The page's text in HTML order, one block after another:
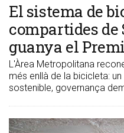
​El sistema de
compartides de
guanya el
L'Àrea Metropolitana
més enllà de la bicicleta:
sostenible, governança